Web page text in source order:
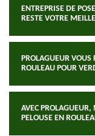
ENTREPRISE DE
RESTE VOTRE
PROLAGUEUR VOUS
ROULEAU POUR
AVEC
PELOUSE EN